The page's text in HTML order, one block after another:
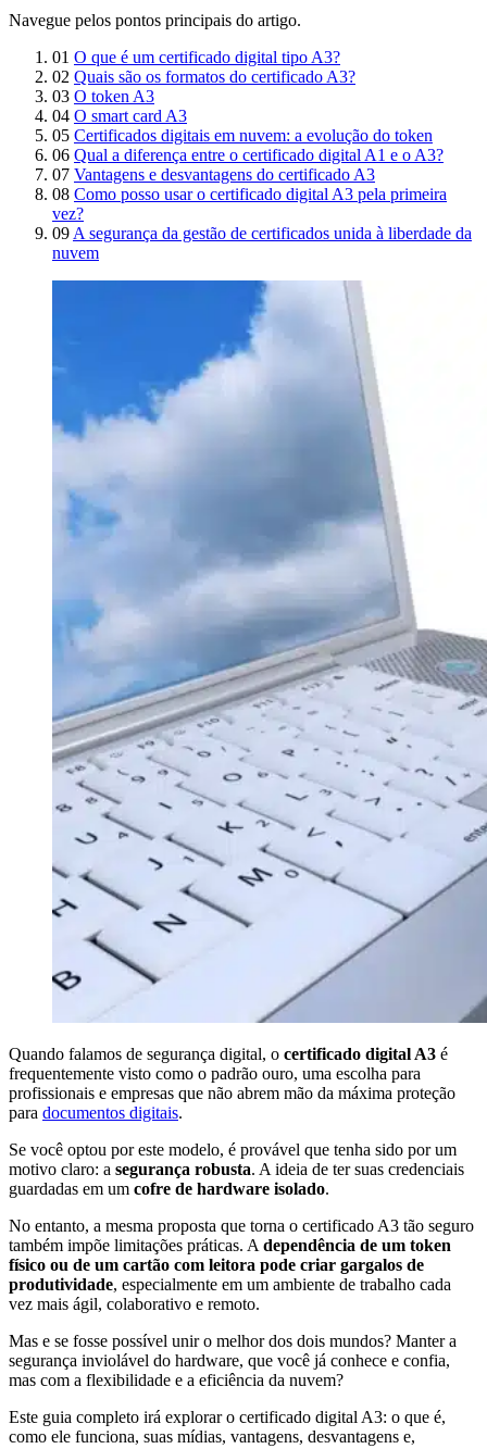
Navegue pelos pontos principais do artigo.
01 O que é um certificado digital tipo A3?
02 Quais são os formatos do certificado A3?
03 O token A3
04 O smart card A3
05 Certificados digitais em nuvem: a evolução do token
06 Qual a diferença entre o certificado digital A1 e o A3?
07 Vantagens e desvantagens do certificado A3
08 Como posso usar o certificado digital A3 pela primeira
vez?
09 A segurança da gestão de certificados unida à liberdade da
nuvem
Quando falamos de segurança digital, o certificado digital A3 é
frequentemente visto como o padrão ouro, uma escolha para
profissionais e empresas que não abrem mão da máxima proteção
para documentos digitais.
Se você optou por este modelo, é provável que tenha sido por um
motivo claro: a segurança robusta. A ideia de ter suas credenciais
guardadas em um cofre de hardware isolado.
No entanto, a mesma proposta que torna o certificado A3 tão seguro
também impõe limitações práticas. A dependência de um token
físico ou de um cartão com leitora pode criar gargalos de
produtividade, especialmente em um ambiente de trabalho cada
vez mais ágil, colaborativo e remoto.
Mas e se fosse possível unir o melhor dos dois mundos? Manter a
segurança inviolável do hardware, que você já conhece e confia,
mas com a flexibilidade e a eficiência da nuvem?
Este guia completo irá explorar o certificado digital A3: o que é,
como ele funciona, suas mídias, vantagens, desvantagens e,